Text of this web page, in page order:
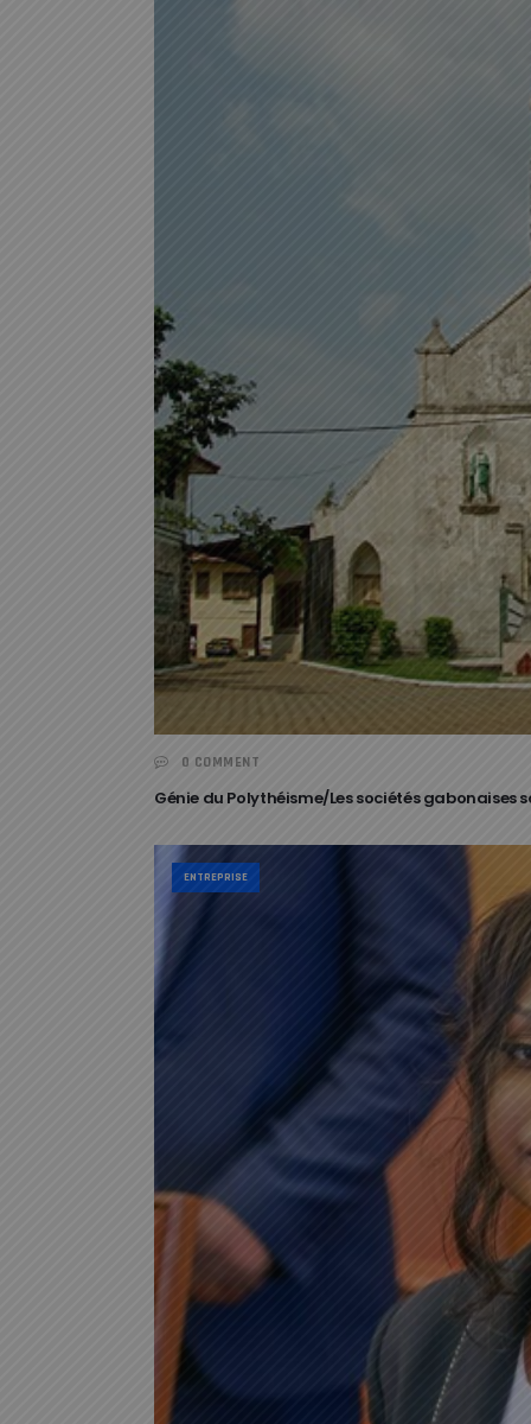
0 COMMENT
Génie du Polythéisme/Les sociétés gabonaises
ENTREPRISE